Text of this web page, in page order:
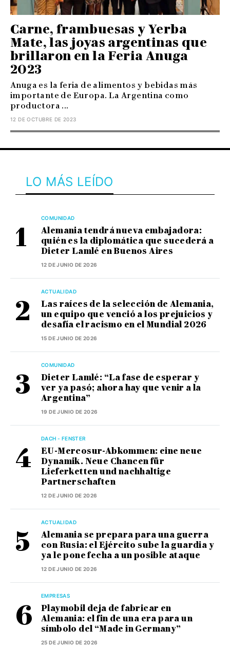
Carne, frambuesas y Yerba
Mate, las joyas argentinas que
brillaron en la Feria Anuga
2023
Anuga es la feria de alimentos y bebidas más
importante de Europa. La Argentina como
productora ...
12 DE OCTUBRE DE 2023
LO MÁS LEÍDO
COMUNIDAD
Alemania tendrá nueva embajadora:
quién es la diplomática que sucederá a
Dieter Lamlé en Buenos Aires
12 DE JUNIO DE 2026
ACTUALIDAD
Las raíces de la selección de Alemania,
un equipo que venció a los prejuicios y
desafía el racismo en el Mundial 2026
15 DE JUNIO DE 2026
COMUNIDAD
Dieter Lamlé: “La fase de esperar y
ver ya pasó; ahora hay que venir a la
Argentina”
19 DE JUNIO DE 2026
DACH - FENSTER
EU-Mercosur-Abkommen: eine neue
Dynamik. Neue Chancen für
Lieferketten und nachhaltige
Partnerschaften
12 DE JUNIO DE 2026
ACTUALIDAD
Alemania se prepara para una guerra
con Rusia: el Ejército sube la guardia y
ya le pone fecha a un posible ataque
12 DE JUNIO DE 2026
EMPRESAS
Playmobil deja de fabricar en
Alemania: el fin de una era para un
símbolo del “Made in Germany”
25 DE JUNIO DE 2026